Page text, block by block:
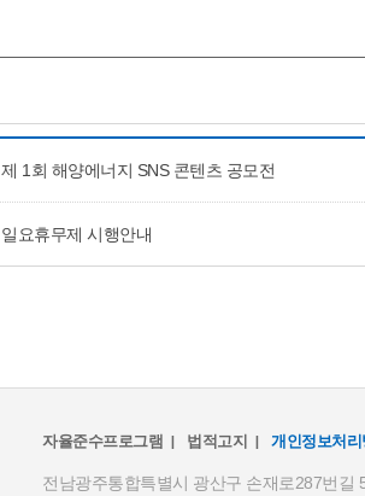
제 1회 해양에너지 SNS 콘텐츠 공모전
일요휴무제 시행안내
자율준수프로그램 법적고지 개인정보처리
전남광주통합특별시 광산구 손재로287번길